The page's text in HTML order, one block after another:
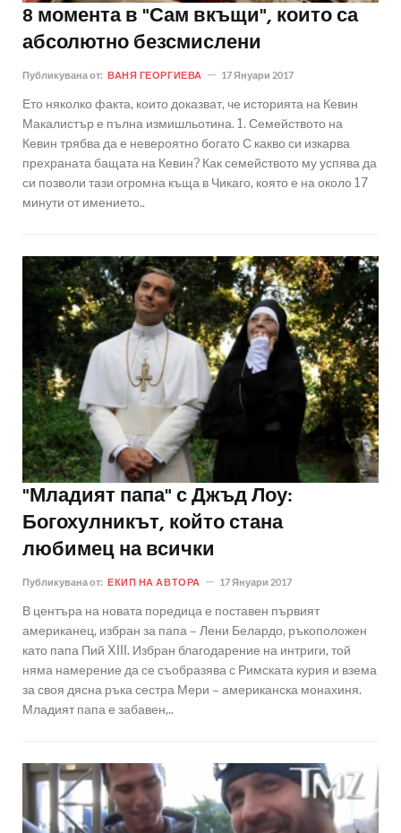
8 момента в "Сам вкъщи", които са
абсолютно безсмислени
Публикувана от: ВАНЯ ГЕОРГИЕВА 17 Януари 2017
Ето няколко факта, които доказват, че историята на Кевин
Макалистър е пълна измишльотина. 1. Семейството на
Кевин трябва да е невероятно богато С какво си изкарва
прехраната бащата на Кевин? Как семейството му успява да
си позволи тази огромна къща в Чикаго, която е на около 17
минути от имението..
"Младият папа" с Джъд Лоу:
Богохулникът, който стана
любимец на всички
Публикувана от: ЕКИП НА АВТОРА 17 Януари 2017
В центъра на новата поредица е поставен първият
американец, избран за папа – Лени Белардо, ръкоположен
като папа Пий XIII. Избран благодарение на интриги, той
няма намерение да се съобразява с Римската курия и взема
за своя дясна ръка сестра Мери – американска монахиня.
Младият папа е забавен,..